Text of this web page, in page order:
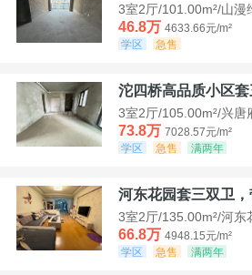
3室2厅/101.00m²/山漫
46.8万 4633.66元/m²
学区
急售
沱四桥高品质小区
3室2厅/105.00m²/兴唐
73.8万 7028.57元/m²
学区
急售 满两年
河东花园套三双卫
3室2厅/135.00m²/河东
66.8万 4948.15元/m²
学区
急售 满两年